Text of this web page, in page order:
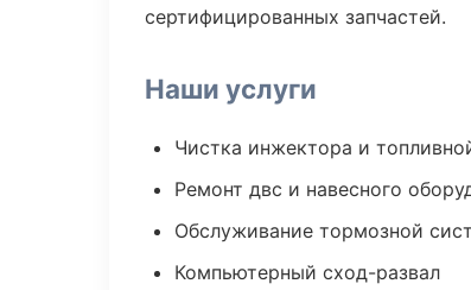
сертифицированных запчастей.
Наши услуги
Чистка инжектора и
Ремонт двс и навесного
Обслуживание тормозной
Компьютерный сход-развал